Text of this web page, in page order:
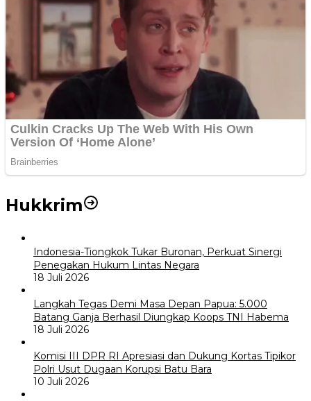
Hukkrim
Indonesia-Tiongkok Tukar Buronan, Perkuat Sinergi
Penegakan Hukum Lintas Negara
18 Juli 2026
Langkah Tegas Demi Masa Depan Papua: 5.000
Batang Ganja Berhasil Diungkap Koops TNI Habema
18 Juli 2026
Komisi III DPR RI Apresiasi dan Dukung Kortas Tipikor
Polri Usut Dugaan Korupsi Batu Bara
10 Juli 2026